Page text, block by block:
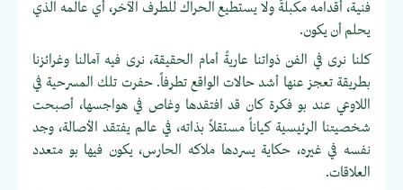
فنية، أقدامه مكبلةٌ ولا يستطيع الحراك للطرف الآخر، أي عالمه الذي
يحلم أن يكون.
كلنا نرى في الفن ذواتنا عاريةً أمام الحقيقة، نرى فيه آمالنا وغرائزنا
بطريقة تعجز عنها أشد حالات الواقع تطرفاً. حفرت تلك المسرحية في
اللاوعي عند بو فكرة كان قد افتقدها وغاص في هواجسها، أصبحت
شخصيتنا الرئيسية كياناً مستقلاً بذاته، في عالم يفتقد الأصالة، وجد
نفسه في غيره، حكاية يسردها ملاكه الحارس، يكون فيها بو متعدد
العلاقات.